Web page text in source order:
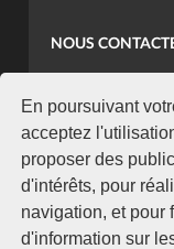
En poursuivant
acceptez
proposer des
d'intérêts, pour
navigation, et pour
d'information sur
NOUS
+225 07 08
NEWSLETTER
Restez connecté